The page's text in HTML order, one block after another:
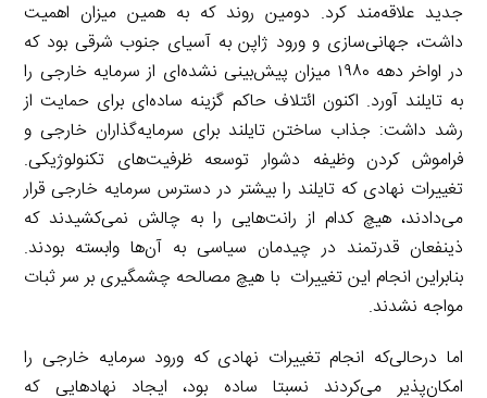
جدید علاقه‌مند کرد. دومین روند که به همین میزان اهمیت
داشت، جهانی‌سازی و ورود ژاپن به آسیای جنوب شرقی بود که
در اواخر دهه ۱۹۸۰ میزان پیش‌بینی نشده‌ای از سرمایه خارجی را
به تایلند آورد. اکنون ائتلاف حاکم گزینه ساده‌ای برای حمایت از
رشد داشت: جذاب ساختن تایلند برای سرمایه‌گذاران خارجی و
فراموش کردن وظیفه دشوار توسعه ظرفیت‌های تکنولوژیکی.
تغییرات نهادی که تایلند را بیشتر در دسترس سرمایه خارجی قرار
می‌دادند، هیچ کدام از رانت‌هایی را به چالش نمی‌کشیدند که
ذینفعان قدرتمند در چیدمان سیاسی به آن‌ها وابسته بودند.
بنابراین انجام این تغییرات با هیچ مصالحه چشمگیری بر سر ثبات
مواجه نشدند.
اما درحالی‌که انجام تغییرات نهادی که ورود سرمایه خارجی را
امکان‌پذیر می‌کردند نسبتا ساده بود، ایجاد نهادهایی که